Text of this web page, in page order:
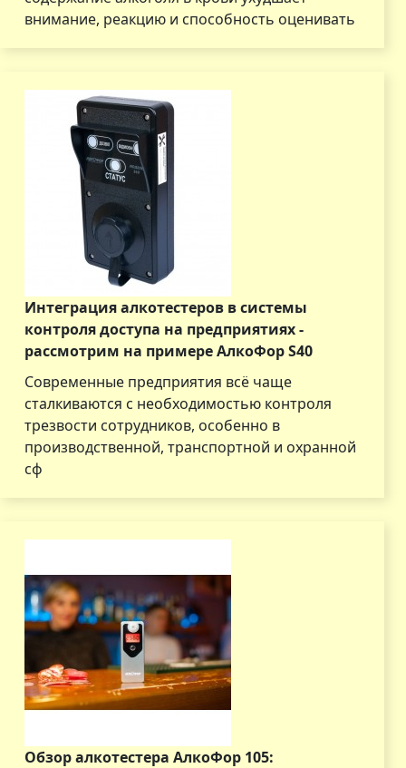
внимание, реакцию и способность оценивать
Интеграция алкотестеров в системы
контроля доступа на предприятиях -
рассмотрим на примере АлкоФор S40
Современные предприятия всё чаще
сталкиваются с необходимостью контроля
трезвости сотрудников, особенно в
производственной, транспортной и охранной
сф
Обзор алкотестера АлкоФор 105: